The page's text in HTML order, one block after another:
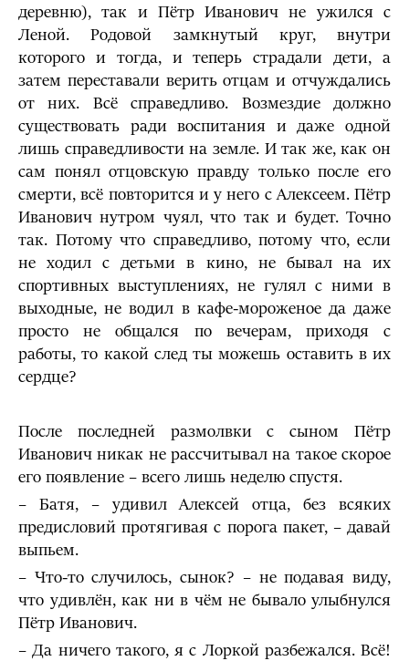
деревню), так и Пётр Иванович не ужился с
Леной. Родовой замкнутый круг, внутри
которого и тогда, и теперь страдали дети, а
затем переставали верить отцам и отчуждались
от них. Всё справедливо. Возмездие должно
существовать ради воспитания и даже одной
лишь справедливости на земле. И так же, как он
сам понял отцовскую правду только после его
смерти, всё повторится и у него с Алексеем. Пётр
Иванович нутром чуял, что так и будет. Точно
так. Потому что справедливо, потому что, если
не ходил с детьми в кино, не бывал на их
спортивных выступлениях, не гулял с ними в
выходные, не водил в кафе-мороженое да даже
просто не общался по вечерам, приходя с
работы, то какой след ты можешь оставить в их
сердце?
После последней размолвки с сыном Пётр
Иванович никак не рассчитывал на такое скорое
его появление – всего лишь неделю спустя.
– Батя, – удивил Алексей отца, без всяких
предисловий протягивая с порога пакет, – давай
выпьем.
– Что-то случилось, сынок? – не подавая виду,
что удивлён, как ни в чём не бывало улыбнулся
Пётр Иванович.
– Да ничего такого, я с Лоркой разбежался. Всё!